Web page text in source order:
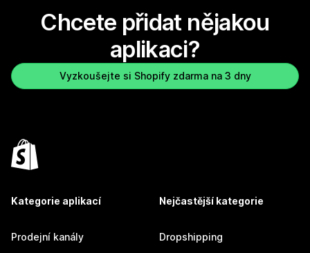
Chcete přidat nějakou
aplikaci?
Vyzkoušejte si Shopify zdarma na 3 dny
Kategorie aplikací
Prodejní kanály
Nejčastější kategorie
Dropshipping